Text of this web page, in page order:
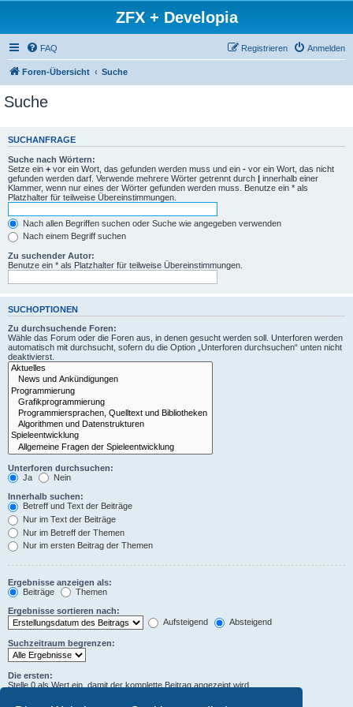
ZFX + Developia
FAQ Anmelden
Registrieren
Foren-Übersicht Suche
Suche
SUCHANFRAGE
Suche nach Wörtern:
Setze ein + vor ein Wort, das gefunden werden muss und ein - vor ein Wort, das nicht
gefunden werden darf. Verwende mehrere Wörter getrennt durch | innerhalb einer
Klammer, wenn nur eines der Wörter gefunden werden muss. Benutze ein * als
Platzhalter für teilweise Übereinstimmungen.
Nach allen Begriffen suchen oder Suche wie angegeben verwenden
Nach einem Begriff suchen
Zu suchender Autor:
Benutze ein * als Platzhalter für teilweise Übereinstimmungen.
SUCHOPTIONEN
Zu durchsuchende Foren:
Wähle das Forum oder die Foren aus, in denen gesucht werden soll. Unterforen werden
automatisch mit durchsucht, sofern du die Option „Unterforen durchsuchen“ unten nicht
deaktivierst.
Unterforen durchsuchen:
Ja
Nein
Innerhalb suchen:
Betreff und Text der Beiträge
Nur im Text der Beiträge
Nur im Betreff der Themen
Nur im ersten Beitrag der Themen
Ergebnisse anzeigen als:
Beiträge
Themen
Ergebnisse sortieren nach:
Aufsteigend
Absteigend
Suchzeitraum begrenzen:
Die ersten:
Stelle 0 als Wert ein, damit der komplette Beitrag angezeigt wird.